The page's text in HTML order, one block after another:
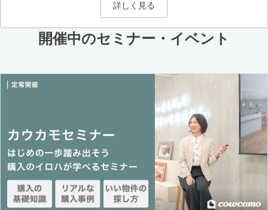
詳しく見る
開催中のセミナー・イベント